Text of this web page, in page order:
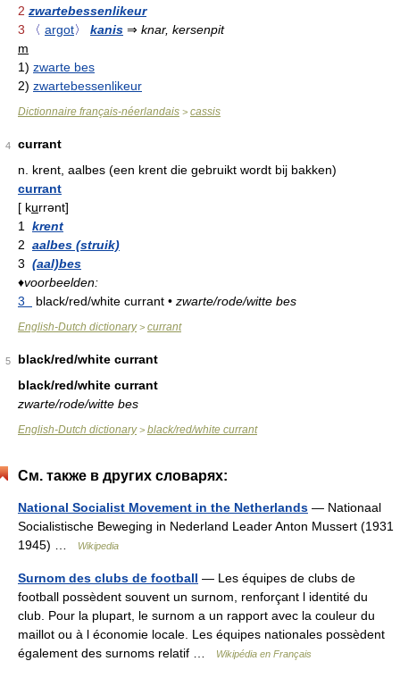
2 zwartebessenlikeur
3
〈 argot〉 kanis ⇒ knar, kersenpit
m
1) zwarte bes
2) zwartebessenlikeur
Dictionnaire français-néerlandais > cassis
4
currant
n.
krent, aalbes (een krent die gebruikt wordt bij bakken)
currant
[ kurrənt]
1
krent
2 aalbes (struik)
3 (aal)bes
♦voorbeelden:
3
black/red/white currant • zwarte/rode/witte bes
English-Dutch dictionary> currant
5
black/red/white currant
black/red/white currant
zwarte/rode/witte bes
English-Dutch dictionary> black/red/white currant
См. также в других словарях:
National Socialist Movement in the Netherlands — Nationaal
Socialistische Beweging in Nederland Leader Anton Mussert (1931
1945) …
Wikipedia
Surnom des clubs de football — Les équipes de clubs de
football possèdent souvent un surnom, renforçant l identité du
club. Pour la plupart, le surnom a un rapport avec la couleur du
maillot ou à l économie locale. Les équipes nationales possèdent
également des surnoms relatif …
Wikipédia en Français